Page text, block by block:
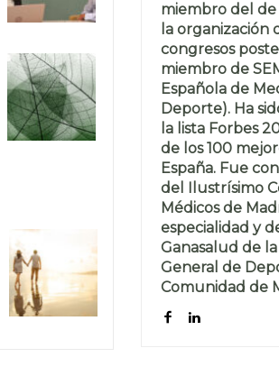
miembro del
la organización
congresos
miembro de
Española de
Deporte). Ha
la lista Forbes
de los 100
España. Fue
del Ilustrísimo
Médicos de
especialidad y
Ganasalud de
General de
Comunidad de